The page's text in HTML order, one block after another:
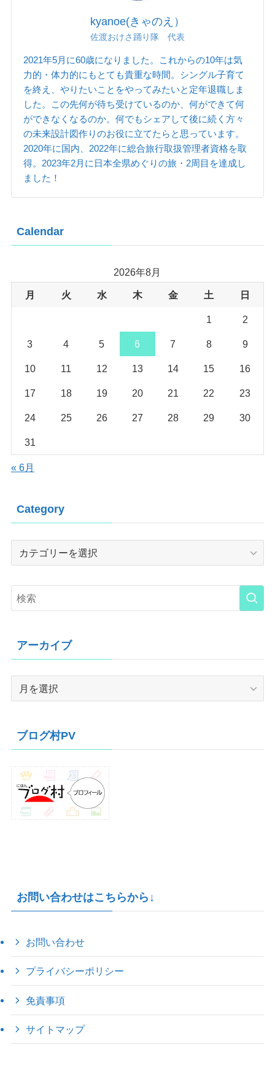
kyanoe(きゃのえ）
佐渡おけさ踊り隊 代表
2021年5月に60歳になりました。これからの10年は気
力的・体力的にもとても貴重な時間。シングル子育て
を終え、やりたいことをやってみたいと定年退職しま
した。この先何が待ち受けているのか、何ができて何
ができなくなるのか。何でもシェアして後に続く方々
の未来設計図作りのお役に立てたらと思っています。
2020年に国内、2022年に総合旅行取扱管理者資格を取
得。2023年2月に日本全県めぐりの旅・2周目を達成し
ました！
Calendar
2026年8月
月 火 水 木 金 土 日
1 2
3 4 5 6 7 8 9
10 11 12 13 14 15 16
17 18 19 20 21 22 23
24 25 26 27 28 29 30
31
« 6月
Category
Category
アーカイブ
ブ
ブログ村PV
お問い合わせはこちらから↓
お問い合わせ
プライバシーポリシー
免責事項
サイトマップ